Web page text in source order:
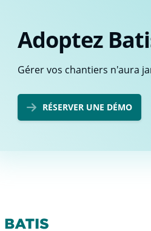
Adoptez
Gérer vos chantiers n'aura
RÉSERVER UNE DÉMO